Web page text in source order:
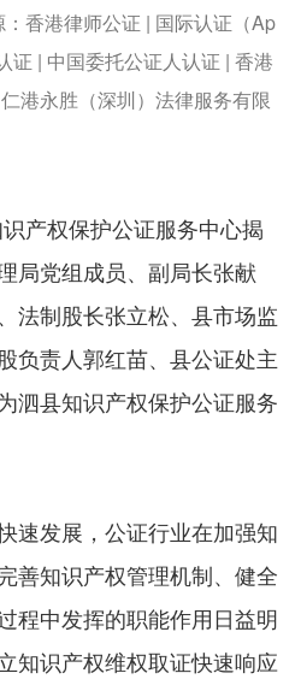
香港律师公证 | 国际认证（Ap
证 | 中国委托公证人认证 | 香港
港永胜（深圳）法律服务有限
产权保护公证服务中心揭
局党组成员、副局长张献
法制股长张立松、县市场监
负责人郭红苗、县公证处主
泗县知识产权保护公证服务
速发展，公证行业在加强知
善知识产权管理机制、健全
程中发挥的职能作用日益明
知识产权维权取证快速响应